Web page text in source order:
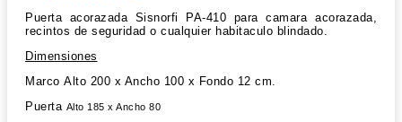
Puerta acorazada Sisnorfi PA-410 para camara acorazada,
recintos de seguridad o cualquier habitaculo blindado.
Dimensiones
Marco Alto 200 x Ancho 100 x Fondo 12 cm.
Puerta Alto 185 x Ancho 80